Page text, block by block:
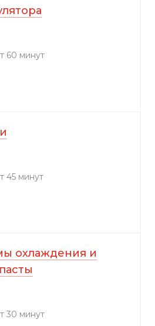
60 минут
45 минут
охлаждения и
30 минут